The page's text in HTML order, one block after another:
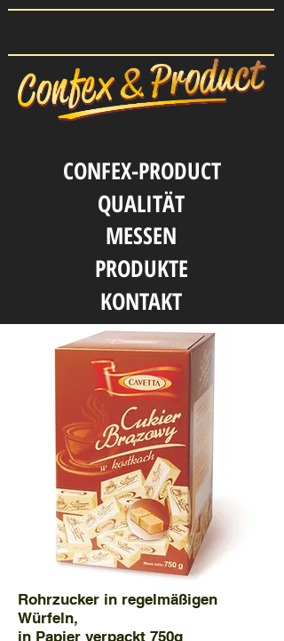
CONFEX-PRODUCT
QUALITӒT
MESSEN
PRODUKTE
KONTAKT
Rohrzucker in regelmäßigen
Würfeln,
in Papier verpackt 750g